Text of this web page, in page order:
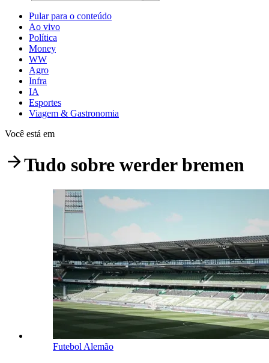
Pular para o conteúdo
Ao vivo
Política
Money
WW
Agro
Infra
IA
Esportes
Viagem & Gastronomia
Você está em
Tudo sobre werder bremen
Futebol Alemão